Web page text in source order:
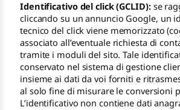
Identificativo del click (GCLID):se
cliccando su un annuncio Google, un
tecnico del click viene memorizzato
associato all’eventuale richiesta di
tramite i moduli del sito. Tale
conservato nel sistema di gestione
insieme ai dati da voi forniti e
al solo fine di misurare le conversioni
L’identificativo non contiene dati